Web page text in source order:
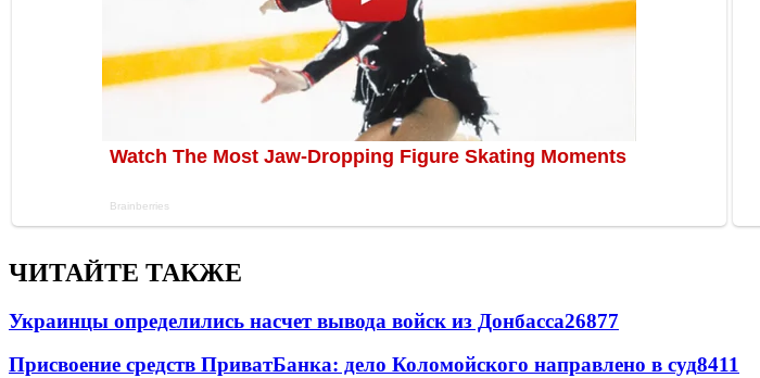
ЧИТАЙТЕ ТАКЖЕ
Украинцы определились насчет вывода войск из Донбасса26877
Присвоение средств ПриватБанка: дело Коломойского направлено в суд8411